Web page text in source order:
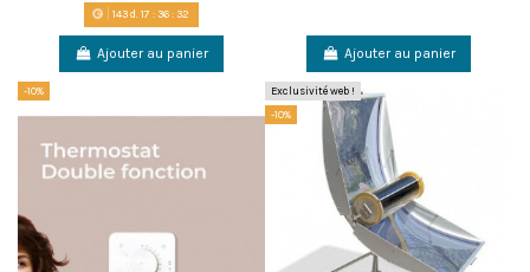
143d. 17 :36:31
Ajouter au panier Ajouter au panier
-10%
Exclusivité web !
-10%